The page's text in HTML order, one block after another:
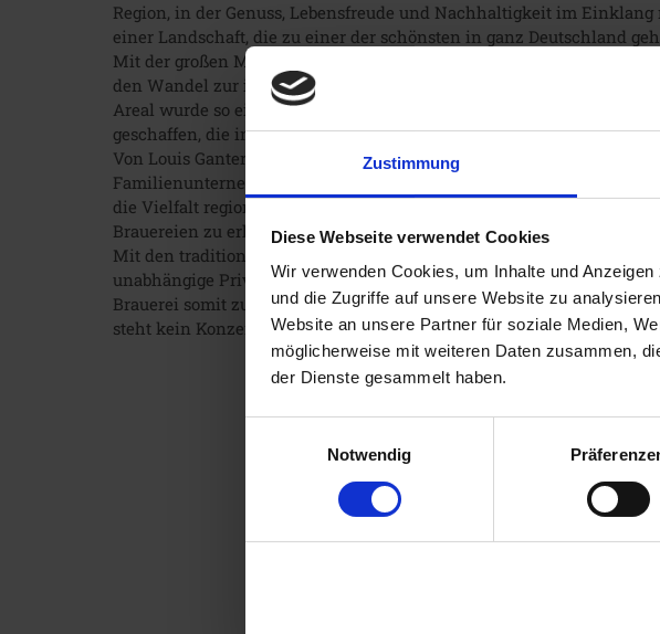
Zustimmung
Diese Webseite verwendet Cookies
Wir verwenden Cookies, um Inhalte und
und die Zugriffe auf unsere Website zu
Website an unsere Partner für soziale Medien,
möglicherweise mit weiteren Daten zusammen,
der Dienste gesammelt haben.
Notwendig
Region, in der Genuss, Lebensfreude und Nachhaltigkeit im
einer Landschaft, die zu einer der schönsten in ganz Deutschland
Mit der großen Modernisierung, einer Maßnahme im Namen der
den Wandel zur innovativen Traditionsbrauerei geschafft. Auf dem
Areal wurde so eine Produktionsstätte mit modernsten technischen
geschaffen, die immer wieder neu erfunden und optimiert wird.
Von Louis Ganter 1865 gegründet, wird die Brauerei bis heute seit
Familienunternehmen geführt. Die Philosophie fußt auf den Werten
die Vielfalt regionaler Bierspezialitäten zu bewahren und die
Brauereien zu erhalten.
Mit den traditionellen Bieren, die liebevoll aus regionalen Rohstoffen
unabhängige Privatbrauerei auf einem Markt zu bestehen, der von
Brauerei somit zum Erhalt einer unverwechselbaren Braukultur bei.
steht kein Konzern – sondern eine Familie.